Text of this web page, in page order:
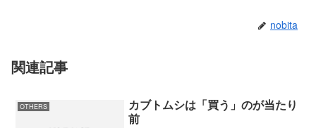
nobita
関連記事
OTHERS
カブトムシは「買う」のが当たり
前